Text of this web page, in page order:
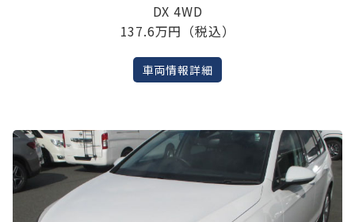
DX 4WD
137.6万円（税込）
車両情報詳細